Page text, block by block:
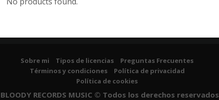
Sobre mi Tipos de licencias
Preguntas Frecuentes
Términos y condiciones
Política de privacidad
Política de cookies
BLOODY RECORDS MUSIC © Todos los derechos reservados